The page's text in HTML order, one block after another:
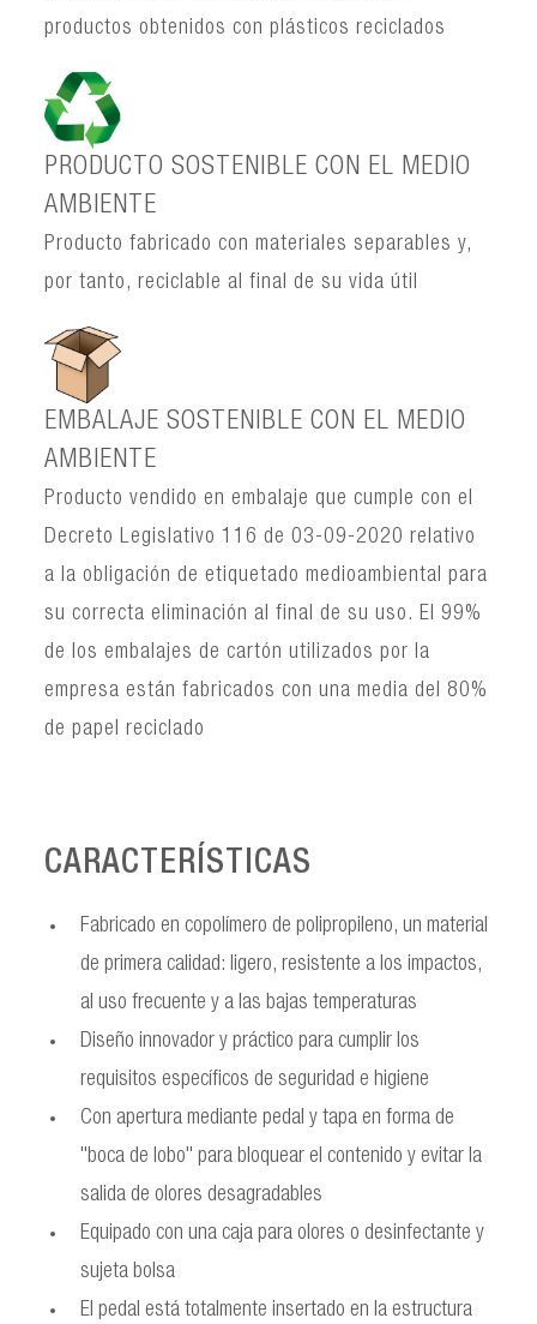
productos obtenidos con plásticos reciclados
PRODUCTO SOSTENIBLE CON EL MEDIO
AMBIENTE
Producto fabricado con materiales separables y,
por tanto, reciclable al final de su vida útil
EMBALAJE SOSTENIBLE CON EL MEDIO
AMBIENTE
Producto vendido en embalaje que cumple con el
Decreto Legislativo 116 de 03-09-2020 relativo
a la obligación de etiquetado medioambiental para
su correcta eliminación al final de su uso. El 99%
de los embalajes de cartón utilizados por la
empresa están fabricados con una media del 80%
de papel reciclado
CARACTERÍSTICAS
Fabricado en copolímero de polipropileno, un material
de primera calidad: ligero, resistente a los impactos,
al uso frecuente y a las bajas temperaturas
Diseño innovador y práctico para cumplir los
requisitos específicos de seguridad e higiene
Con apertura mediante pedal y tapa en forma de
"boca de lobo" para bloquear el contenido y evitar la
salida de olores desagradables
Equipado con una caja para olores o desinfectante y
sujeta bolsa
El pedal está totalmente insertado en la estructura